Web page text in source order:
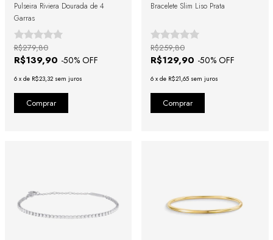
Pulseira Riviera Dourada de 4
Garras
R$139,90 -50% OFF
R$279,80
6 x de R$23,32 sem juros
Bracelete Slim Liso Prata
R$129,90 -50% OFF
R$259,80
6 x de R$21,65 sem juros